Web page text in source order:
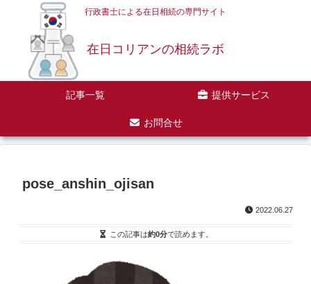
行政書士による在日相続の専門サイト
在日コリアンの相続ラボ
記事一覧 提供サービス
お問合せ
pose_anshin_ojisan
2022.06.27
この記事は約0分で読めます。